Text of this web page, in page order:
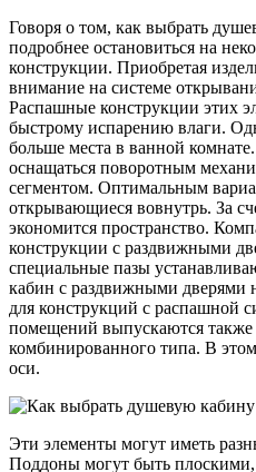
Говоря о том, как выбрать
подробнее остановиться на
конструкции. Приобретая
внимание на системе
Распашные конструкции этих
быстрому испарению влаги.
больше места в ванной
оснащаться поворотным
сегментом. Оптимальным
открывающиеся вовнутрь. За
экономится пространство.
конструкции с раздвижными
специальные пазы
кабин с раздвижными дверями
для конструкций с распашной
помещений выпускаются также
комбинированного типа. В
оси.
Эти элементы могут иметь
Поддоны могут быть